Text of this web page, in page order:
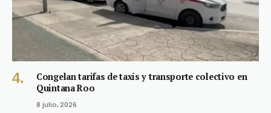
Congelan tarifas de taxis y transporte colectivo en
Quintana Roo
8 julio, 2026